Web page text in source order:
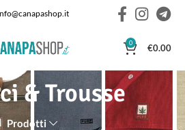
0 €0.00
& Trousse
Prodotti